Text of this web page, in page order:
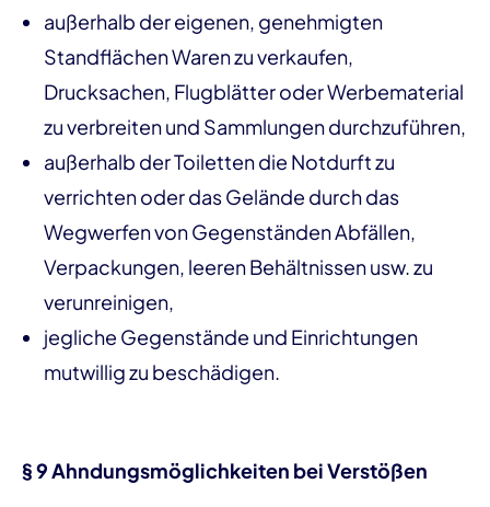
außerhalb der eigenen, genehmigten
Standflächen Waren zu verkaufen,
Drucksachen, Flugblätter oder Werbematerial
zu verbreiten und Sammlungen durchzuführen,
außerhalb der Toiletten die Notdurft zu
verrichten oder das Gelände durch das
Wegwerfen von Gegenständen Abfällen,
Verpackungen, leeren Behältnissen usw. zu
verunreinigen,
jegliche Gegenstände und Einrichtungen
mutwillig zu beschädigen.
§ 9 Ahndungsmöglichkeiten bei Verstößen